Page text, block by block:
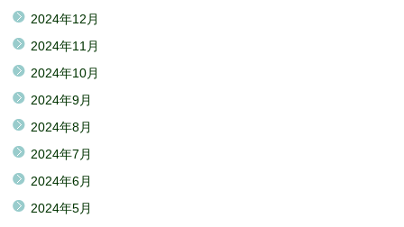
2024年12月
2024年11月
2024年10月
2024年9月
2024年8月
2024年7月
2024年6月
2024年5月